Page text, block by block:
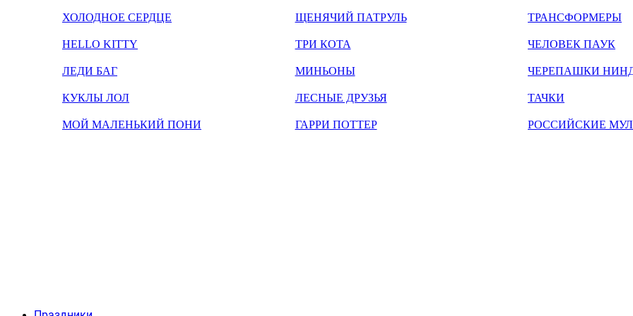
ХОЛОДНОЕ СЕРДЦЕ
HELLO KITTY
ЛЕДИ БАГ
КУКЛЫ ЛОЛ
МОЙ МАЛЕНЬКИЙ ПОНИ
ЩЕНЯЧИЙ ПАТРУЛЬ
ТРИ КОТА
МИНЬОНЫ
ЛЕСНЫЕ ДРУЗЬЯ
ГАРРИ ПОТТЕР
ТРАНСФОРМЕРЫ
ЧЕЛОВЕК ПАУК
ЧЕРЕПАШКИ
ТАЧКИ
РОССИЙСКИЕ